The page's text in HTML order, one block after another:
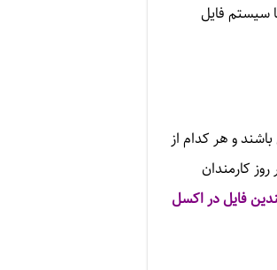
سیستم فایل
تا واقعا کاربرد ملموس آن مشخص شود. فرض کنید یک شرکتی داریم که تعداد کارمندان آن ۱۰ تا می باشند و هر کدام از
کارمندان
فایل در اکسل